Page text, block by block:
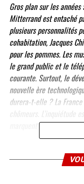
Gros plan sur les
Mitterrand est entaché
plusieurs personnalités
cohabitation, Jacques
pour les pommes. Les
le grand public et le
courante. Surtout, le
nouvelle ère
durera-t-elle ? La
marquent le début du